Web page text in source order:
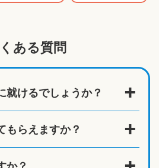
ある質問
就けるでしょうか？
もらえますか？